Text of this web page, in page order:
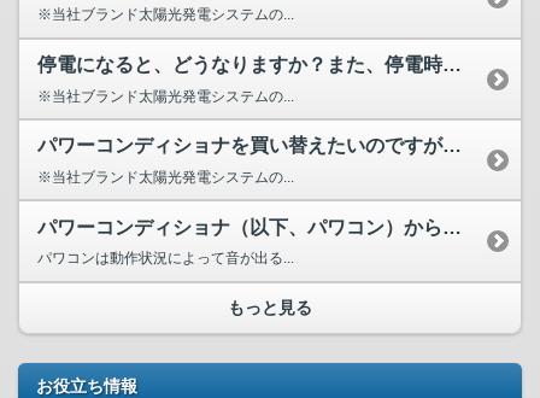
※当社ブランド太陽光発電システムの...
停電になると、どうなりますか？また、停電時にも電気は使える...
※当社ブランド太陽光発電システムの...
パワーコンディショナを買い替えたいのですが後継機種はありますか？
※当社ブランド太陽光発電システムの...
パワーコンディショナ（以下、パワコン）から音が鳴りますが異...
パワコンは動作状況によって音が出る...
もっと見る
お役立ち情報